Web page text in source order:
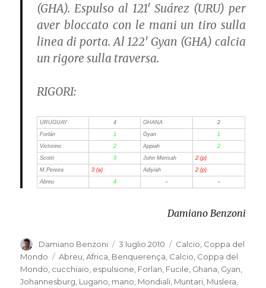
(GHA). Espulso al 121′ Suárez (URU) per
aver bloccato con le mani un tiro sulla
linea di porta. Al 122′ Gyan (GHA) calcia
un rigore sulla traversa.
RIGORI:
URUGUAY 4 GHANA
2
Forlán
1 Gyan
1
Victorino
2 Appiah
2
Scotti
3 John Mensah
2 (p)
M.Pereira
3 (a) Adiyiah
2 (p)
Abreu
4 – –
Damiano Benzoni
Autore
Damiano Benzoni
Pubblicato
il
3 luglio 2010 Categorie
Calcio, Coppa del
Mondo
Tag
Abreu,Africa, Benquerença, Calcio, Coppa del
Mondo, cucchiaio, espulsione, Forlan, Fucile, Ghana, Gyan,
Johannesburg, Lugano, mano, Mondiali, Muntari, Muslera,